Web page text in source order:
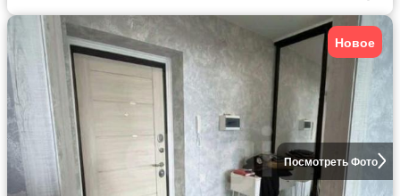
Посмотреть Фото
Новое